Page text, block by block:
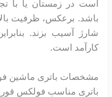
است در زمستان یا با
باشد. برعکس، ظرفیت
کارآمد است.
مشخصات باتری ماشین
باتری مناسب فولکس